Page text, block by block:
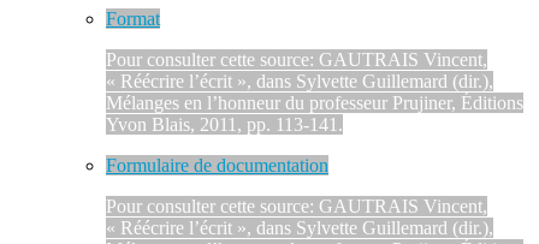
Format
Pour consulter cette source: GAUTRAIS Vincent,
« Réécrire l’écrit », dans Sylvette Guillemard (dir.),
Mélanges en l’honneur du professeur Prujiner, Éditions
Yvon Blais, 2011, pp. 113-141.
Formulaire de documentation
Pour consulter cette source: GAUTRAIS Vincent,
« Réécrire l’écrit », dans Sylvette Guillemard (dir.),